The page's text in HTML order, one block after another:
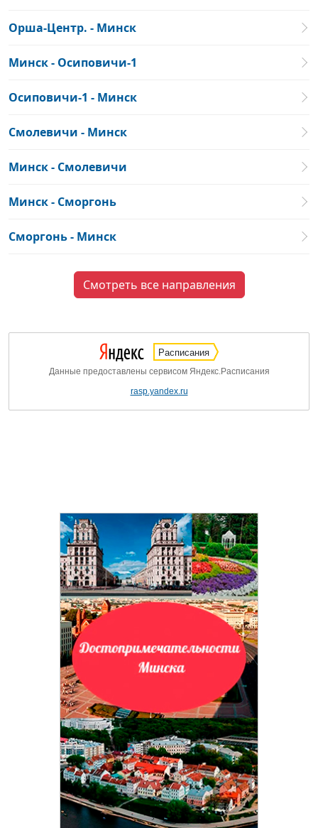
Орша-Центр. - Минск
Минск - Осиповичи-1
Осиповичи-1 - Минск
Смолевичи - Минск
Минск - Смолевичи
Минск - Сморгонь
Сморгонь - Минск
Смотреть все направления
Расписания
Данные предоставлены сервисом Яндекс.Расписания
rasp.yandex.ru